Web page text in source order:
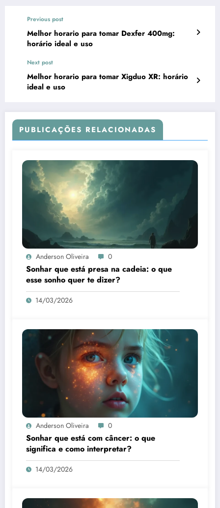
Previous post
Melhor horario para tomar Dexfer 400mg:
horário ideal e uso
Next post
Melhor horario para tomar Xigduo XR: horário
ideal e uso
PUBLICAÇÕES RELACIONADAS
Anderson Oliveira 0
Sonhar que está presa na cadeia: o que
esse sonho quer te dizer?
14/03/2026
Anderson Oliveira 0
Sonhar que está com câncer: o que
significa e como interpretar?
14/03/2026